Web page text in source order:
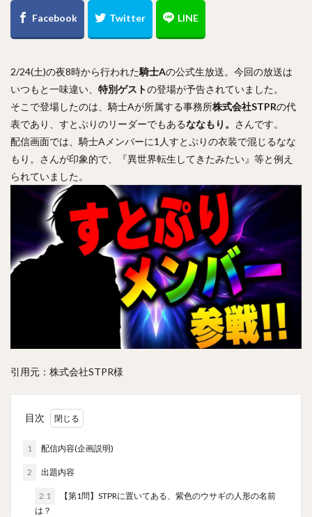
2/24(土)の夜8時から行われた騎士Aの公式生放送。今回の放送は
いつもと一味違い、 特別ゲストの登場が予告されていました。
そこで登場したのは、騎士Aが所属する事務所株式会社STPRの代
表であり、すとぷりのリーダーでもあるななもり。 さんです。
配信画面では、騎士Aメンバーに1人すとぷりの衣装で混じるなな
もり。さんが印象的で、『異世界転生してきたみたい』等と例え
られていました。
引用元：株式会社STPR様
目次
1 配信内容(企画説明)
2 出題内容
2.1
【第1問】STPRに置いてある、紫色のウサギの人形の名前
は？